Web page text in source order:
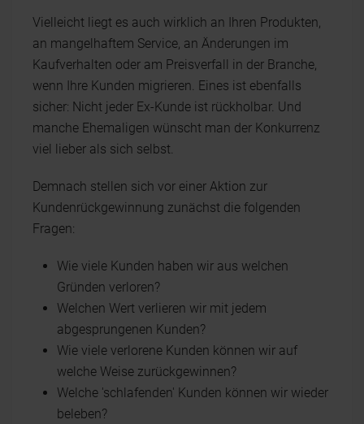
Vielleicht liegt es auch wirklich an Ihren Produkten,
an mangelhaftem Service, an Änderungen im
Kaufverhalten oder am Preisverfall in der Branche,
wenn Ihre Kunden migrieren. Eines ist ebenfalls
sicher: Nicht jeder Ex-Kunde ist rückholbar. Und
manche Ehemaligen wünscht man der Konkurrenz
viel lieber als sich selbst.
Demnach stellen sich vor einer Aktion zur
Kundenrückgewinnung zunächst die folgenden
Fragen:
Wie viele Kunden haben wir aus welchen
Gründen verloren?
Welchen Wert verlieren wir mit jedem
abgesprungenen Kunden?
Wie viele verlorene Kunden können wir auf
welche Weise zurückgewinnen?
Welche 'schlafenden' Kunden können wir wieder
beleben?